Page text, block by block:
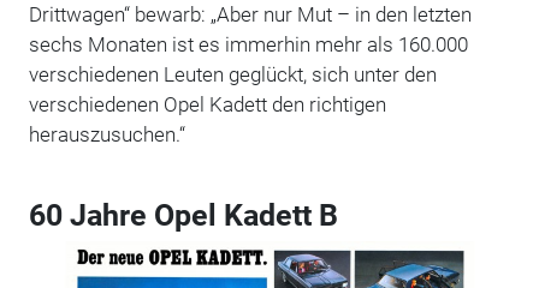
Drittwagen“ bewarb: „Aber nur Mut – in den letzten
sechs Monaten ist es immerhin mehr als 160.000
verschiedenen Leuten geglückt, sich unter den
verschiedenen Opel Kadett den richtigen
herauszusuchen.“
60 Jahre Opel Kadett B